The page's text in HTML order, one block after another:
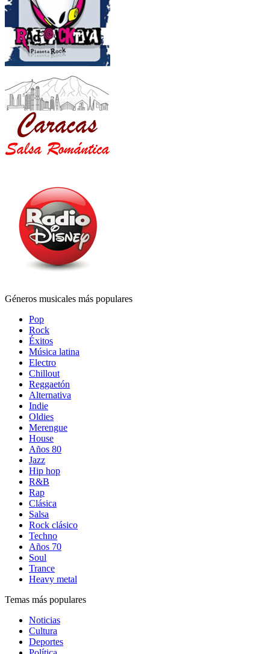
Géneros musicales más populares
Pop
Rock
Éxitos
Música latina
Electro
Chillout
Reggaetón
Alternativa
Indie
Oldies
Merengue
House
Años 80
Jazz
Hip hop
R&B
Rap
Clásica
Salsa
Rock clásico
Techno
Años 70
Soul
Trance
Heavy metal
Temas más populares
Noticias
Cultura
Deportes